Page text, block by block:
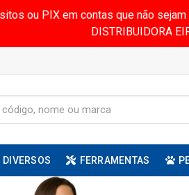
ou PIX em contas que não
DISTRIBUIDORA
DIVERSOS FERRAMENTAS